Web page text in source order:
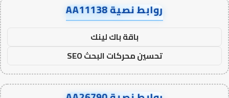
روابط نصية AA11138
باقة باك لينك
تحسين محركات البحث SEO